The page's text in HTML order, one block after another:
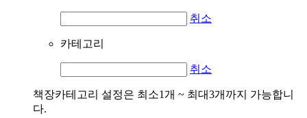
취소
카테고리
취소
책장카테고리 설정은 최소1개 ~ 최대3개까지 가능합니
다.